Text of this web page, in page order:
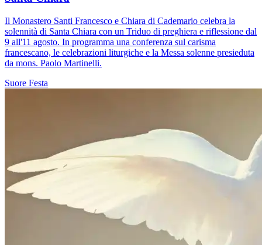
Il Monastero Santi Francesco e Chiara di Cademario celebra la
solennità di Santa Chiara con un Triduo di preghiera e riflessione dal
9 all'11 agosto. In programma una conferenza sul carisma
francescano, le celebrazioni liturgiche e la Messa solenne presieduta
da mons. Paolo Martinelli.
Suore Festa